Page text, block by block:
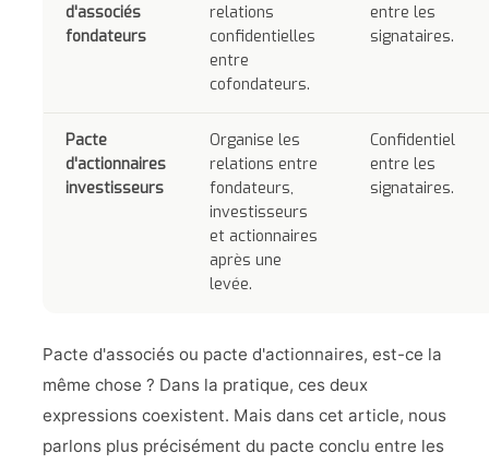
d'associés
fondateurs
relations
confidentielles
entre
cofondateurs.
entre les
signataires.
Pacte
d'actionnaires
investisseurs
Organise les
relations entre
fondateurs,
investisseurs
et actionnaires
après une
levée.
Confidentiel
entre les
signataires.
Pacte d'associés ou pacte d'actionnaires, est-ce la
même chose ? Dans la pratique, ces deux
expressions coexistent. Mais dans cet article, nous
parlons plus précisément du pacte conclu entre les